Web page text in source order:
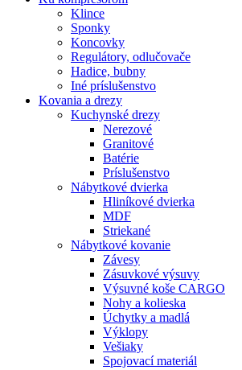
Klince
Sponky
Koncovky
Regulátory, odlučovače
Hadice, bubny
Iné príslušenstvo
Kovania a drezy
Kuchynské drezy
Nerezové
Granitové
Batérie
Príslušenstvo
Nábytkové dvierka
Hliníkové dvierka
MDF
Striekané
Nábytkové kovanie
Závesy
Zásuvkové výsuvy
Výsuvné koše CARGO
Nohy a kolieska
Úchytky a madlá
Výklopy
Vešiaky
Spojovací materiál